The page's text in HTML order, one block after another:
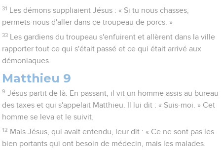
31
Les démons suppliaient Jésus : « Si tu nous chasses,
permets-nous d'aller dans ce troupeau de porcs. »
33
Les gardiens du troupeau s'enfuirent et allèrent dans la ville
rapporter tout ce qui s'était passé et ce qui était arrivé aux
démoniaques.
Matthieu 9
9 Jésus partit de là. En passant, il vit un homme assis au bureau
des taxes et qui s'appelait Matthieu. Il lui dit : « Suis-moi. » Cet
homme se leva et le suivit.
12 Mais Jésus, qui avait entendu, leur dit : « Ce ne sont pas les
bien portants qui ont besoin de médecin, mais les malades.